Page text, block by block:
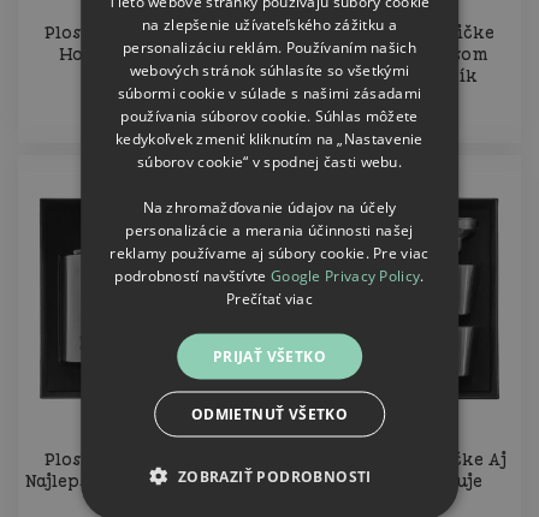
Ploskačka v krabičke
Hodinová sadzba -
skladník
20.76 €
Ploskačka v krabičke
Samozrejme, že som
blázon - skladník
20.76
Meno na želanie
Ploskačka v krabičke
Najlepší v okolí - skladník
Ploskačka v krabičke Aj
skladník potrebuje
na zlepšenie užívateľského zážitku a
personalizáciu reklám. Používaním našich
webových stránok súhlasíte so všetkými
súbormi cookie v súlade s našimi zásadami
používania súborov cookie. Súhlas môžete
kedykoľvek zmeniť kliknutím na „Nastavenie
súborov cookie“ v spodnej časti webu.
Na zhromažďovanie údajov na účely
personalizácie a merania účinnosti našej
reklamy používame aj súbory cookie. Pre viac
podrobností navštívte Google Privacy Policy.
Prečítať viac
PRIJAŤ VŠETKO
ODMIETNUŤ VŠETKO
ZOBRAZIŤ PODROBNOSTI